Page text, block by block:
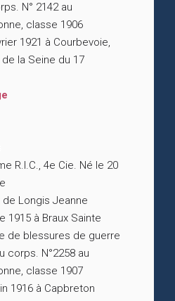
N° 2142 au
classe 1906
1921 à Courbevoie,
la Seine du 17
R.I.C., 4e Cie. Né le 20
Longis Jeanne
1915 à Braux Sainte
de blessures de guerre
corps. N°2258 au
classe 1907
1916 à Capbreton